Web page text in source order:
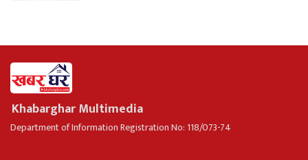
Khabarghar Multimedia
Department of Information Registration No: 118/073-74